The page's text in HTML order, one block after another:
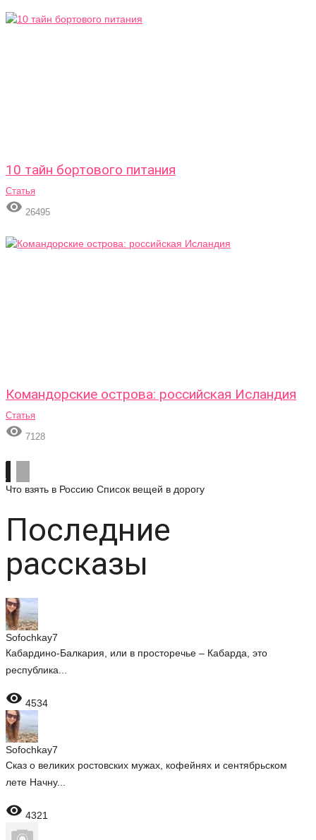
10 тайн бортового питания
Статья
 26495
Командорские острова: российская Исландия
Статья
 7128
Что взять в Россию Список вещей в дорогу
Последние
рассказы
Sofochkay7
Кабардино-Балкария, или в просторечье – Кабарда, это
республика...
 4534
Sofochkay7
Сказ о великих ростовских мужах, кофейнях и сентябрьском
лете Начну...
 4321